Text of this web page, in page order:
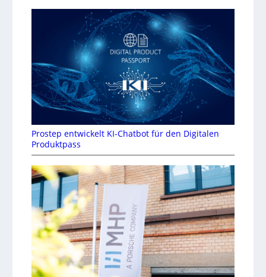
Prostep entwickelt KI-Chatbot für den Digitalen
Produktpass